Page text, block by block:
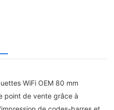
WiFi OEM 80 mm
point de vente grâce à